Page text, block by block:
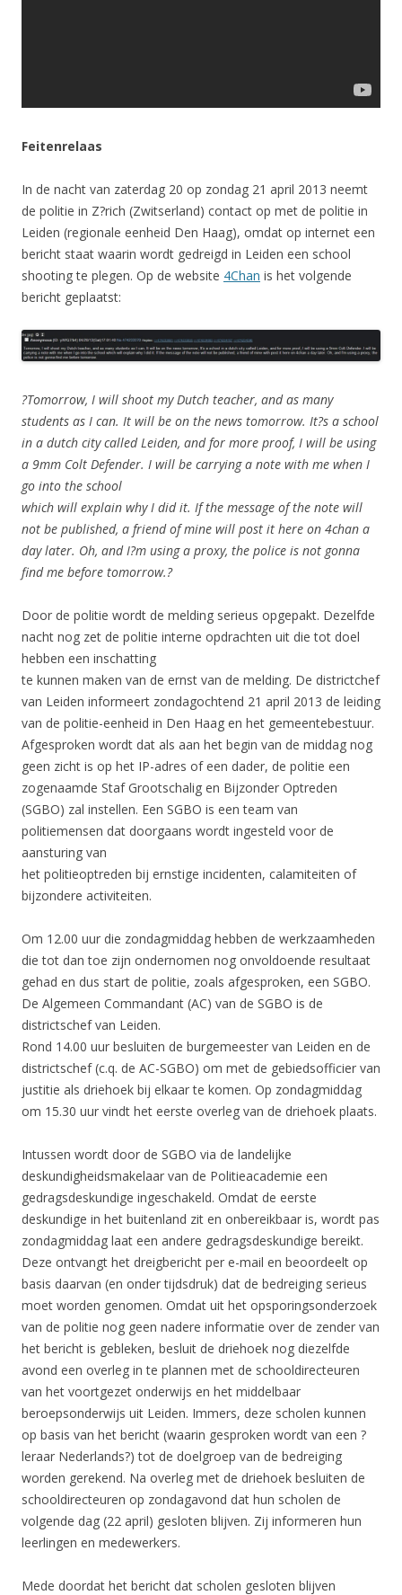
Feitenrelaas
In de nacht van zaterdag 20 op zondag 21 april 2013 neemt
de politie in Z?rich (Zwitserland) contact op met de politie in
Leiden (regionale eenheid Den Haag), omdat op internet een
bericht staat waarin wordt gedreigd in Leiden een school
shooting te plegen. Op de website 4Chan is het volgende
bericht geplaatst:
?Tomorrow, I will shoot my Dutch teacher, and as many
students as I can. It will be on the news tomorrow. It?s a school
in a dutch city called Leiden, and for more proof, I will be using
a 9mm Colt Defender. I will be carrying a note with me when I
go into the school
which will explain why I did it. If the message of the note will
not be published, a friend of mine will post it here on 4chan a
day later. Oh, and I?m using a proxy, the police is not gonna
find me before tomorrow.?
Door de politie wordt de melding serieus opgepakt. Dezelfde
nacht nog zet de politie interne opdrachten uit die tot doel
hebben een inschatting
te kunnen maken van de ernst van de melding. De districtchef
van Leiden informeert zondagochtend 21 april 2013 de leiding
van de politie-eenheid in Den Haag en het gemeentebestuur.
Afgesproken wordt dat als aan het begin van de middag nog
geen zicht is op het IP-adres of een dader, de politie een
zogenaamde Staf Grootschalig en Bijzonder Optreden
(SGBO) zal instellen. Een SGBO is een team van
politiemensen dat doorgaans wordt ingesteld voor de
aansturing van
het politieoptreden bij ernstige incidenten, calamiteiten of
bijzondere activiteiten.
Om 12.00 uur die zondagmiddag hebben de werkzaamheden
die tot dan toe zijn ondernomen nog onvoldoende resultaat
gehad en dus start de politie, zoals afgesproken, een SGBO.
De Algemeen Commandant (AC) van de SGBO is de
districtschef van Leiden.
Rond 14.00 uur besluiten de burgemeester van Leiden en de
districtschef (c.q. de AC-SGBO) om met de gebiedsofficier van
justitie als driehoek bij elkaar te komen. Op zondagmiddag
om 15.30 uur vindt het eerste overleg van de driehoek plaats.
Intussen wordt door de SGBO via de landelijke
deskundigheidsmakelaar van de Politieacademie een
gedragsdeskundige ingeschakeld. Omdat de eerste
deskundige in het buitenland zit en onbereikbaar is, wordt pas
zondagmiddag laat een andere gedragsdeskundige bereikt.
Deze ontvangt het dreigbericht per e-mail en beoordeelt op
basis daarvan (en onder tijdsdruk) dat de bedreiging serieus
moet worden genomen. Omdat uit het opsporingsonderzoek
van de politie nog geen nadere informatie over de zender van
het bericht is gebleken, besluit de driehoek nog diezelfde
avond een overleg in te plannen met de schooldirecteuren
van het voortgezet onderwijs en het middelbaar
beroepsonderwijs uit Leiden. Immers, deze scholen kunnen
op basis van het bericht (waarin gesproken wordt van een ?
leraar Nederlands?) tot de doelgroep van de bedreiging
worden gerekend. Na overleg met de driehoek besluiten de
schooldirecteuren op zondagavond dat hun scholen de
volgende dag (22 april) gesloten blijven. Zij informeren hun
leerlingen en medewerkers.
Mede doordat het bericht dat scholen gesloten blijven